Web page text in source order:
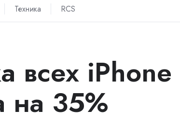
Техника RCS
всех iPhone
на 35%